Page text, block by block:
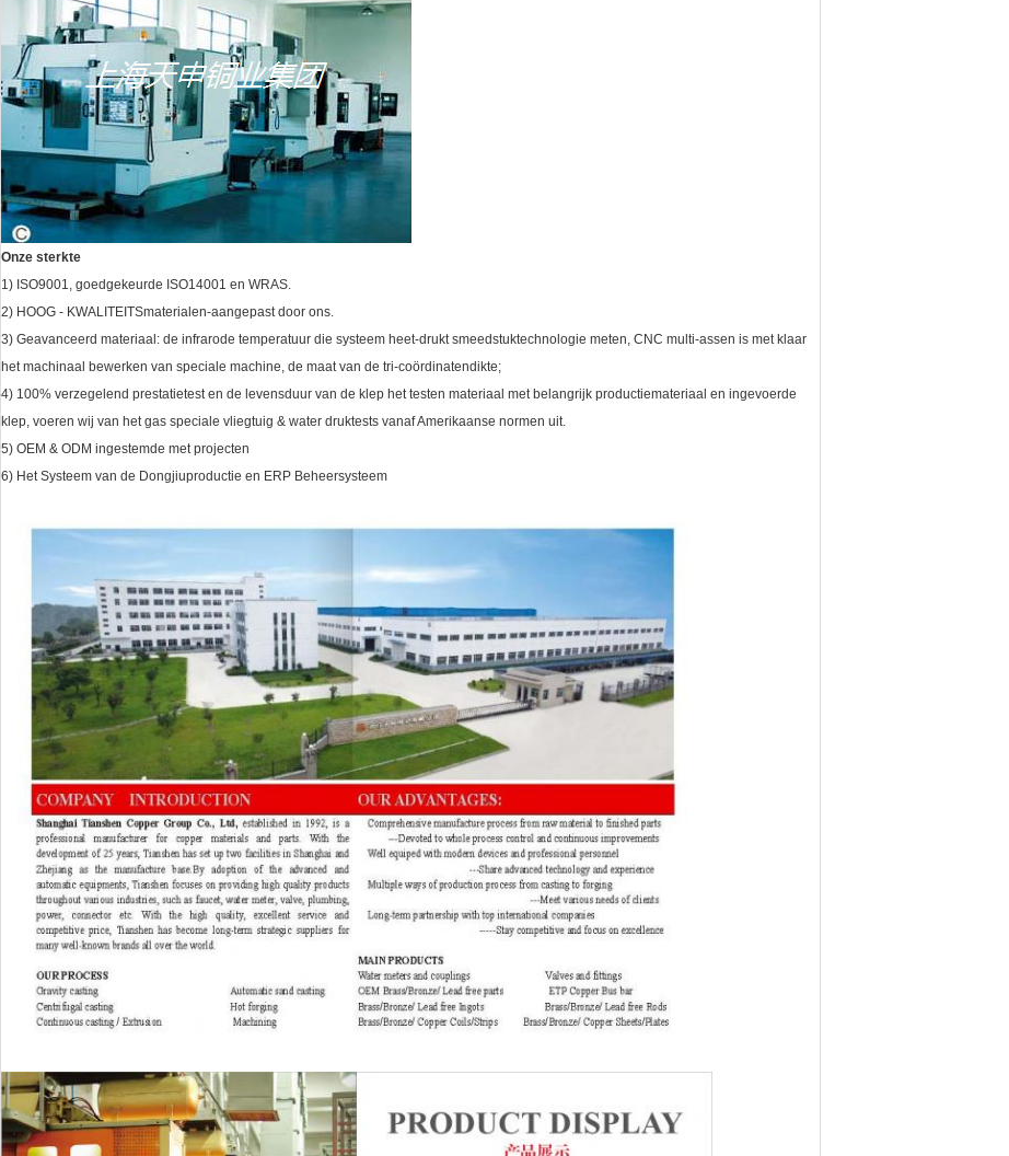
Onze sterkte
1) ISO9001, goedgekeurde ISO14001 en WRAS.
2) HOOG - KWALITEITSmaterialen-aangepast door ons.
3) Geavanceerd materiaal: de infrarode temperatuur die systeem heet-drukt smeedstuktechnologie meten, CNC multi-assen is met klaar
het machinaal bewerken van speciale machine, de maat van de tri-coördinatendikte;
4) 100% verzegelend prestatietest en de levensduur van de klep het testen materiaal met belangrijk productiemateriaal en ingevoerde
klep, voeren wij van het gas speciale vliegtuig & water druktests vanaf Amerikaanse normen uit.
5) OEM & ODM ingestemde met projecten
6) Het Systeem van de Dongjiuproductie en ERP Beheersysteem